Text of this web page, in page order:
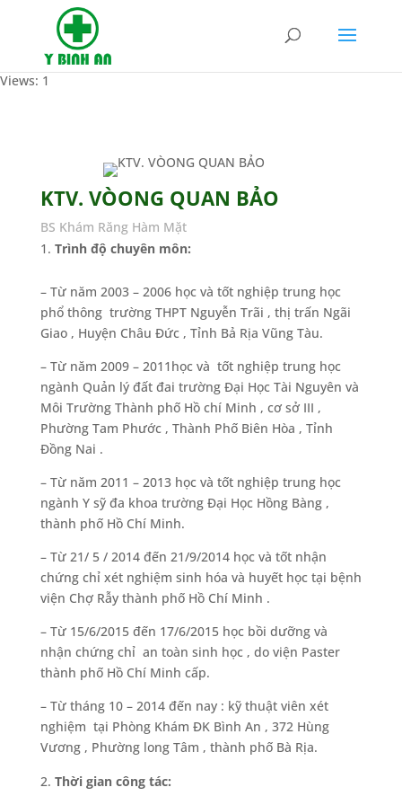
Views: 1
KTV. VÒONG QUAN BẢO
BS Khám Răng Hàm Mặt
Trình độ chuyên môn:
– Từ năm 2003 – 2006 học và tốt nghiệp trung học
phổ thông trường THPT Nguyễn Trãi , thị trấn Ngãi
Giao , Huyện Châu Đức , Tỉnh Bả Rịa Vũng Tàu.
– Từ năm 2009 – 2011học và tốt nghiệp trung học
ngành Quản lý đất đai trường Đại Học Tài Nguyên và
Môi Trường Thành phố Hồ chí Minh , cơ sở III ,
Phường Tam Phước , Thành Phố Biên Hòa , Tỉnh
Đồng Nai .
– Từ năm 2011 – 2013 học và tốt nghiệp trung học
ngành Y sỹ đa khoa trường Đại Học Hồng Bàng ,
thành phố Hồ Chí Minh.
– Từ 21/ 5 / 2014 đến 21/9/2014 học và tốt nhận
chứng chỉ xét nghiệm sinh hóa và huyết học tại bệnh
viện Chợ Rẫy thành phố Hồ Chí Minh .
– Từ 15/6/2015 đến 17/6/2015 học bồi dưỡng và
nhận chứng chỉ an toàn sinh học , do viện Paster
thành phố Hồ Chí Minh cấp.
– Từ tháng 10 – 2014 đến nay : kỹ thuật viên xét
nghiệm tại Phòng Khám ĐK Bình An , 372 Hùng
Vương , Phường long Tâm , thành phố Bà Rịa.
Thời gian công tác: